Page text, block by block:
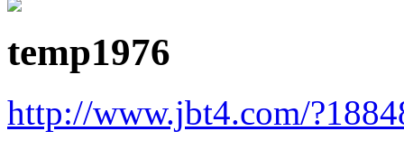
temp1976
http://www.jbt4.com/